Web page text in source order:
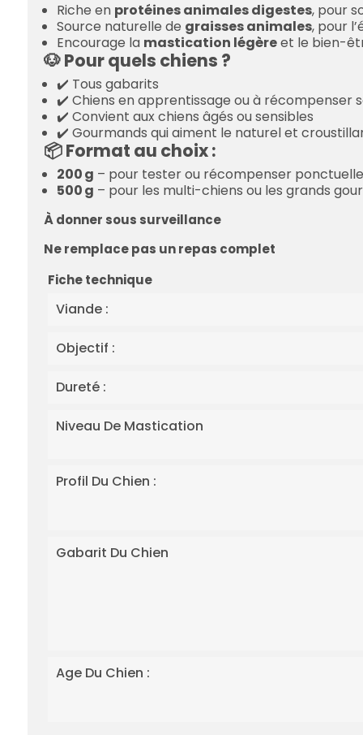
Riche en protéines animales digestes, pour
Source naturelle de graisses animales, pour
Encourage la mastication légèreet le bien-
🐶 Pour quels chiens ?
✔️ Tous gabarits
✔️ Chiens en apprentissage ou à récompenser
✔️ Convient aux chiens âgés ou sensibles
✔️ Gourmands qui aiment le naturel et
📦 Format au choix :
200 g – pour tester ou récompenser
500 g – pour les multi-chiens ou les grands
À donner sous surveillance
Ne remplace pas un repas complet
Fiche technique
Viande :
Objectif :
Dureté :
Niveau De Mastication
Profil Du Chien :
Gabarit Du Chien
Age Du Chien :